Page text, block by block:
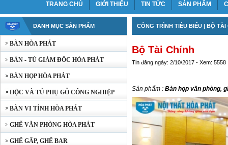
TRANG CHỦ GIỚI THIỆU TIN TỨC SẢN PHẨM
DANH MỤC SẢN PHẨM
BÀN HÒA PHÁT
BÀN - TỦ GIÁM ĐỐC HÒA PHÁT
BÀN HỌP HÒA PHÁT
HỘC VÀ TỦ PHỤ GỖ CÔNG NGHIỆP
BÀN VI TÍNH HÒA PHÁT
GHẾ VĂN PHÒNG HÒA PHÁT
GHẾ GẤP, GHẾ BAR
CÔNG TRÌNH TIÊU BIỂU | BỘ TÀI
Bộ Tài Chính
Tin đăng ngày: 2/10/2017 - Xem: 5558
Sản phẩm : Bàn họp văn phòng,